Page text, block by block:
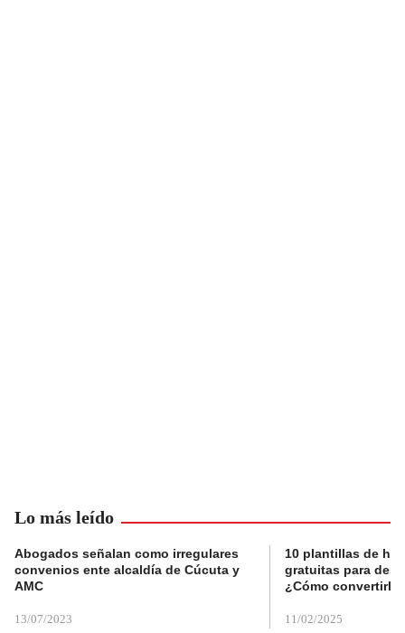
Lo más leído
Abogados señalan como irregulares
convenios ente alcaldía de Cúcuta y
AMC
13/07/2023
10 plantillas de
gratuitas para
¿Cómo convertirla
11/02/2025